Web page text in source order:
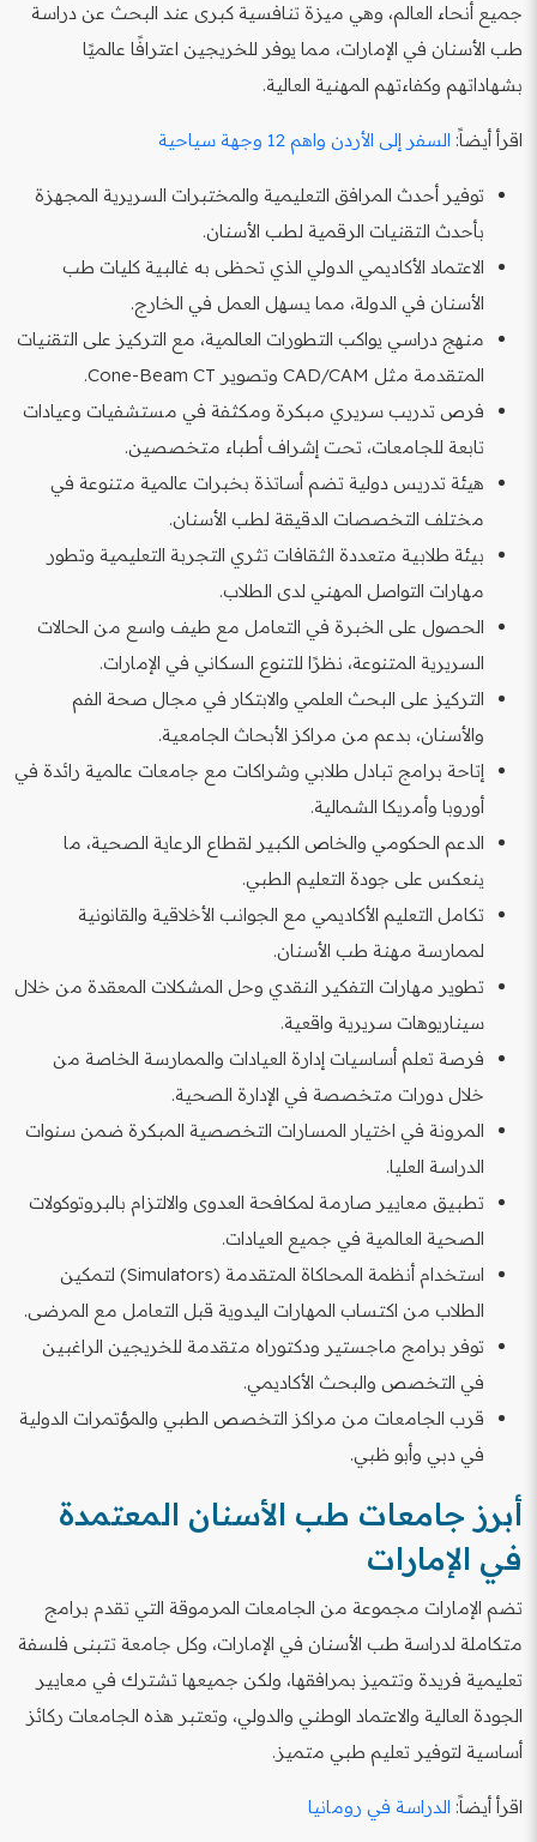
جميع أنحاء العالم، وهي ميزة تنافسية كبرى عند البحث عن دراسة
طب الأسنان في الإمارات، مما يوفر للخريجين اعترافًا عالميًا
بشهاداتهم وكفاءتهم المهنية العالية.
اقرأ أيضاً: السفر إلى الأردن واهم 12 وجهة سياحية
توفير أحدث المرافق التعليمية والمختبرات السريرية المجهزة
بأحدث التقنيات الرقمية لطب الأسنان.
الاعتماد الأكاديمي الدولي الذي تحظى به غالبية كليات طب
الأسنان في الدولة، مما يسهل العمل في الخارج.
منهج دراسي يواكب التطورات العالمية، مع التركيز على التقنيات
المتقدمة مثل CAD/CAM وتصوير Cone-Beam CT.
فرص تدريب سريري مبكرة ومكثفة في مستشفيات وعيادات
تابعة للجامعات، تحت إشراف أطباء متخصصين.
هيئة تدريس دولية تضم أساتذة بخبرات عالمية متنوعة في
مختلف التخصصات الدقيقة لطب الأسنان.
بيئة طلابية متعددة الثقافات تثري التجربة التعليمية وتطور
مهارات التواصل المهني لدى الطلاب.
الحصول على الخبرة في التعامل مع طيف واسع من الحالات
السريرية المتنوعة، نظرًا للتنوع السكاني في الإمارات.
التركيز على البحث العلمي والابتكار في مجال صحة الفم
والأسنان، بدعم من مراكز الأبحاث الجامعية.
إتاحة برامج تبادل طلابي وشراكات مع جامعات عالمية رائدة في
أوروبا وأمريكا الشمالية.
الدعم الحكومي والخاص الكبير لقطاع الرعاية الصحية، ما
ينعكس على جودة التعليم الطبي.
تكامل التعليم الأكاديمي مع الجوانب الأخلاقية والقانونية
لممارسة مهنة طب الأسنان.
تطوير مهارات التفكير النقدي وحل المشكلات المعقدة من خلال
سيناريوهات سريرية واقعية.
فرصة تعلم أساسيات إدارة العيادات والممارسة الخاصة من
خلال دورات متخصصة في الإدارة الصحية.
المرونة في اختيار المسارات التخصصية المبكرة ضمن سنوات
الدراسة العليا.
تطبيق معايير صارمة لمكافحة العدوى والالتزام بالبروتوكولات
الصحية العالمية في جميع العيادات.
استخدام أنظمة المحاكاة المتقدمة (Simulators) لتمكين
الطلاب من اكتساب المهارات اليدوية قبل التعامل مع المرضى.
توفر برامج ماجستير ودكتوراه متقدمة للخريجين الراغبين
في التخصص والبحث الأكاديمي.
قرب الجامعات من مراكز التخصص الطبي والمؤتمرات الدولية
في دبي وأبو ظبي.
أبرز جامعات طب الأسنان المعتمدة
في الإمارات
تضم الإمارات مجموعة من الجامعات المرموقة التي تقدم برامج
متكاملة لدراسة طب الأسنان في الإمارات، وكل جامعة تتبنى فلسفة
تعليمية فريدة وتتميز بمرافقها، ولكن جميعها تشترك في معايير
الجودة العالية والاعتماد الوطني والدولي، وتعتبر هذه الجامعات ركائز
أساسية لتوفير تعليم طبي متميز.
اقرأ أيضاً: الدراسة في رومانيا